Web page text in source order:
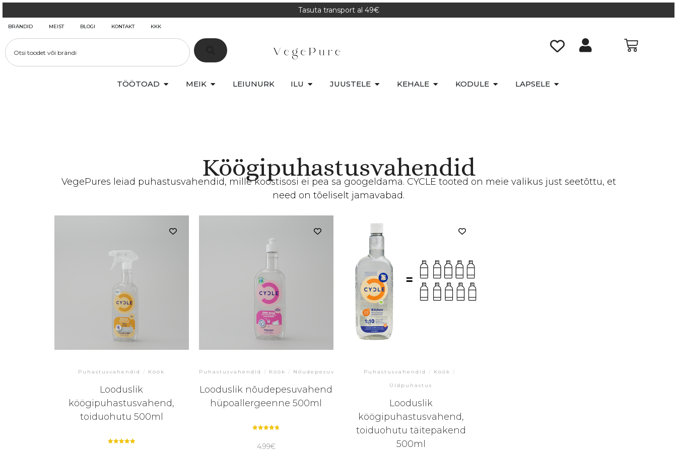
Tasuta transport al 49€
BRÄNDID MEIST BLOGI KONTAKT KKK
TÖÖTOAD MEIK LEIUNURK ILU JUUSTELE KEHALE KODULE LAPSELE
Köögipuhastusvahendid
VegePures leiad puhastusvahendid, mille koostisosi ei pea sa googeldama. CYCLE tooted on meie valikus just seetõttu, et
need on tõeliselt jamavabad.
Puhastusvahendid / Köök
Looduslik
köögipuhastusvahend,
toiduohutu 500ml
Puhastusvahendid / Köök / Nõudepesuvahendid
Looduslik nõudepesuvahend
hüpoallergeenne 500ml
/ 5
4.99€
Puhastusvahendid / Köök /
Üldpuhastus
Looduslik
köögipuhastusvahend,
toiduohutu täitepakend
500ml